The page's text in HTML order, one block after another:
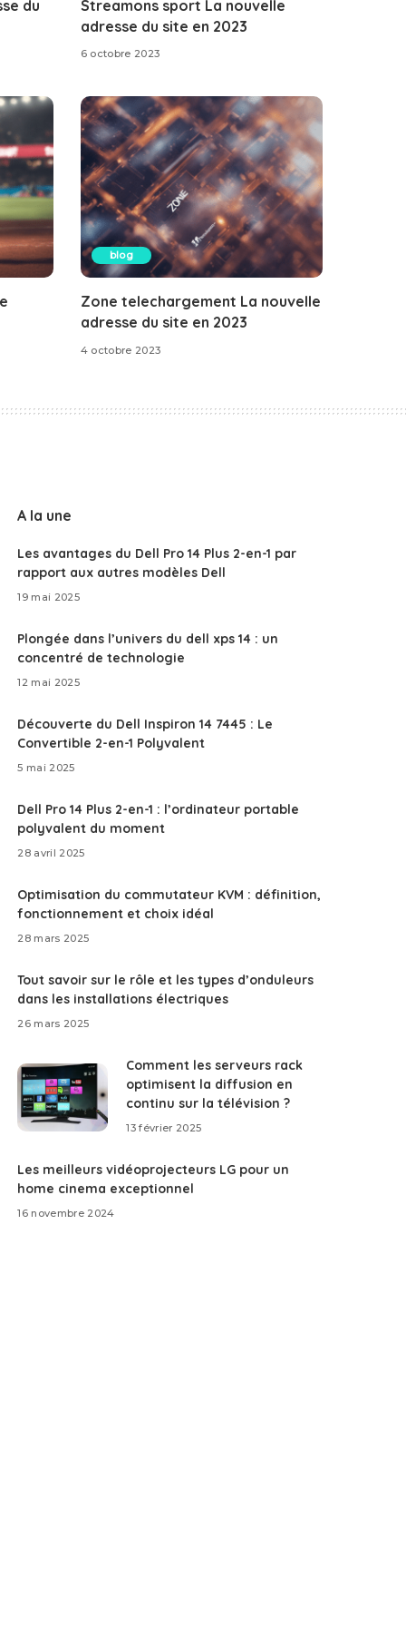
du
Streamons sport La nouvelle
adresse du site en 2023
6 octobre 2023
blog
Zone telechargement La nouvelle
adresse du site en 2023
4 octobre 2023
A la une
Les avantages du Dell Pro 14 Plus 2-en-1 par
rapport aux autres modèles Dell
19 mai 2025
Plongée dans l’univers du dell xps 14 : un
concentré de technologie
12 mai 2025
Découverte du Dell Inspiron 14 7445 : Le
Convertible 2-en-1 Polyvalent
5 mai 2025
Dell Pro 14 Plus 2-en-1 : l’ordinateur portable
polyvalent du moment
28 avril 2025
Optimisation du commutateur KVM : définition,
fonctionnement et choix idéal
28 mars 2025
Tout savoir sur le rôle et les types d’onduleurs
dans les installations électriques
26 mars 2025
Comment les serveurs rack
optimisent la diffusion en
continu sur la télévision ?
13 février 2025
Les meilleurs vidéoprojecteurs LG pour un
home cinema exceptionnel
16 novembre 2024